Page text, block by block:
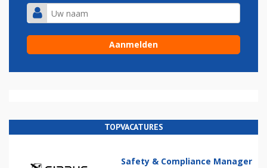
TOPVACATURES
Safety & Compliance Manager